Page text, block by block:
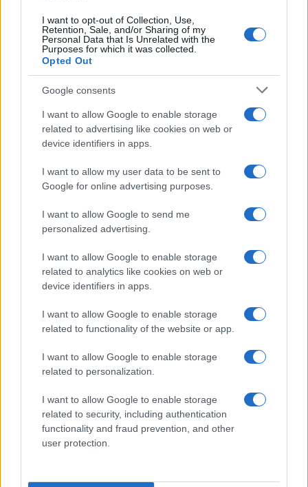
I want to opt-out of Collection, Use,
Retention, Sale, and/or Sharing of my
Personal Data that Is Unrelated with the
Purposes for which it was collected.
Opted Out
Google consents
I want to allow Google to enable storage
related to advertising like cookies on web or
device identifiers in apps.
I want to allow my user data to be sent to
Google for online advertising purposes.
I want to allow Google to send me
personalized advertising.
I want to allow Google to enable storage
related to analytics like cookies on web or
device identifiers in apps.
I want to allow Google to enable storage
related to functionality of the website or app.
I want to allow Google to enable storage
related to personalization.
I want to allow Google to enable storage
related to security, including authentication
functionality and fraud prevention, and other
user protection.
CHI SIAMO CONTATTI PUBBLICITÀ LAVORA CON NOI
OTTO CHANNEL
Iscritto al Registro degli Operatori di Comunicazione n. 37512